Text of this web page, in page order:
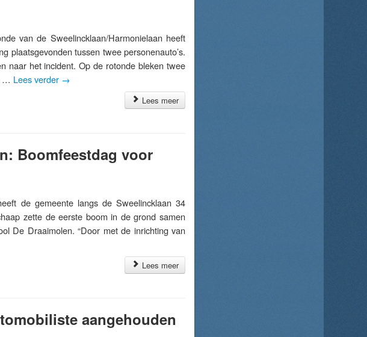
van de Sweelincklaan/Harmonielaan heeft
plaatsgevonden tussen twee personenauto’s.
naar het incident. Op de rotonde bleken twee
… Lees verder →
Lees meer
Boomfeestdag voor
de gemeente langs de Sweelincklaan 34
zette de eerste boom in de grond samen
De Draaimolen. “Door met de inrichting van
Lees meer
aangehouden